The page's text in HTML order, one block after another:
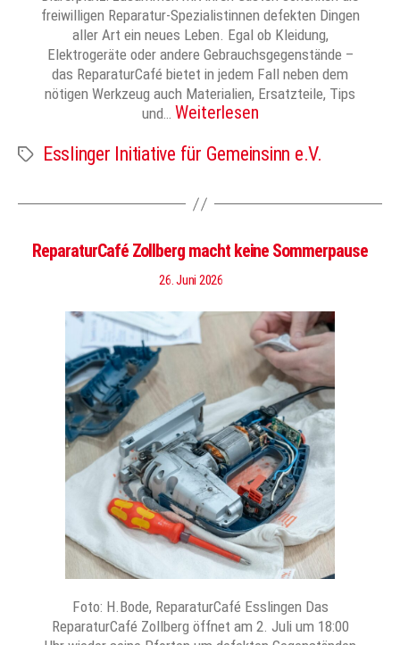
freiwilligen Reparatur-Spezialistinnen defekten Dingen
aller Art ein neues Leben. Egal ob Kleidung,
Elektrogeräte oder andere Gebrauchsgegenstände –
das ReparaturCafé bietet in jedem Fall neben dem
nötigen Werkzeug auch Materialien, Ersatzteile, Tips
und… Weiterlesen
Schlagwörter
Esslinger Initiative für Gemeinsinn e.V.
ReparaturCafé Zollberg macht keine Sommerpause
26. Juni 2026
Foto: H.Bode, ReparaturCafé Esslingen Das
ReparaturCafé Zollberg öffnet am 2. Juli um 18:00